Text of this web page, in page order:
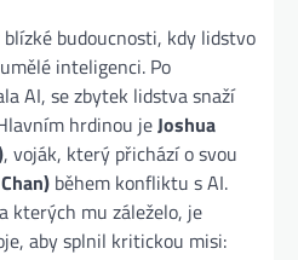
budoucnosti, kdy lidstvo
inteligenci. Po
AI, se zbytek lidstva snaží
hrdinou jeJoshua
, voják, který přichází o svou
během konfliktu s AI.
kterých mu záleželo, je
aby splnil kritickou misi: